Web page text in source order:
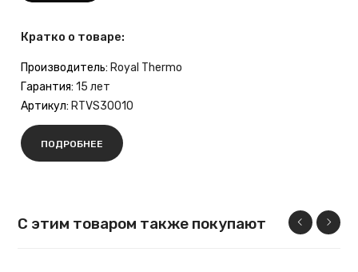
Кратко о товаре:
Производитель: Royal Thermo
Гарантия: 15 лет
Артикул: RTVS30010
ПОДРОБНЕЕ
С этим товаром также покупают